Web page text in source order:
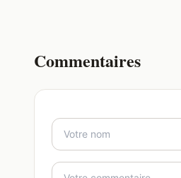
Commentaires